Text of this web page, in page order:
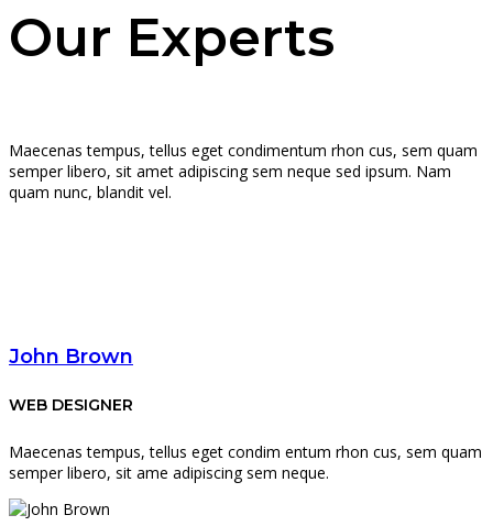
Our Experts
Maecenas tempus, tellus eget condimentum rhon cus, sem quam
semper libero, sit amet adipiscing sem neque sed ipsum. Nam
quam nunc, blandit vel.
John Brown
WEB DESIGNER
Maecenas tempus, tellus eget condim entum rhon cus, sem quam
semper libero, sit ame adipiscing sem neque.